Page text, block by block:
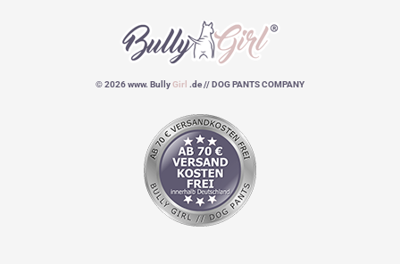
© 2026 www. BullyGirl .de // DOG PANTS COMPANY